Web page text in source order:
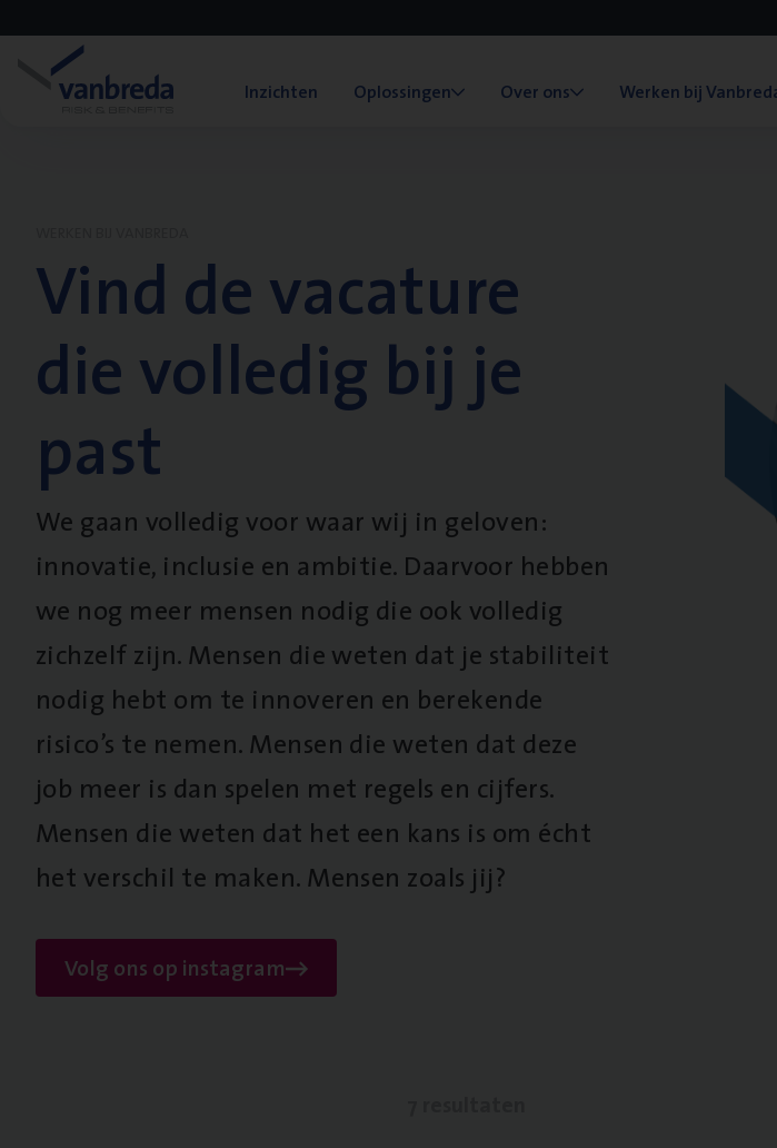
Inzichten Oplossingen Over ons Werken bij
Vind de vacature
die volledig bij je
past
We gaan volledig voor waar wij in geloven:
innovatie, inclusie en ambitie. Daarvoor hebben
we nog meer mensen nodig die ook volledig
zichzelf zijn. Mensen die weten dat je stabiliteit
nodig hebt om te innoveren en berekende
risico’s te nemen. Mensen die weten dat deze
job meer is dan spelen met regels en cijfers.
Mensen die weten dat het een kans is om écht
het verschil te maken. Mensen zoals jij?
Volg ons op instagram